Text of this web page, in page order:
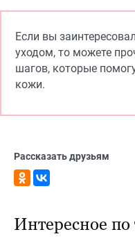
Если вы
уходом, то можете
шагов, которые
кожи.
Рассказать друзьям
Интересное по